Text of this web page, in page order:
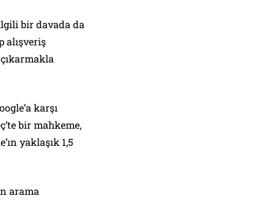
bir davada da
alışveriş
karşı
bir mahkeme,
yaklaşık 1,5
arama